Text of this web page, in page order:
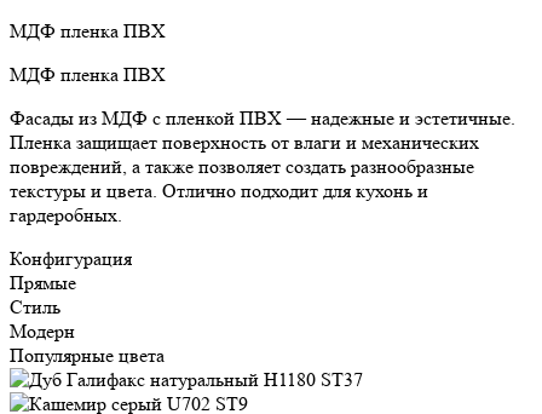
МДФ пленка ПВХ
МДФ пленка ПВХ
Фасады из МДФ с пленкой ПВХ — надежные и эстетичные.
Пленка защищает поверхность от влаги и механических
повреждений, а также позволяет создать разнообразные
текстуры и цвета. Отлично подходит для кухонь и
гардеробных.
Конфигурация
Прямые
Стиль
Модерн
Популярные цвета